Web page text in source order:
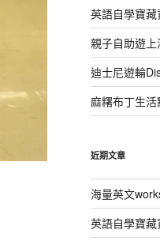
英語自學寶藏
親子自助遊上
迪士尼遊輪
麻糬布丁生活
近期文章
海量英文
英語自學寶